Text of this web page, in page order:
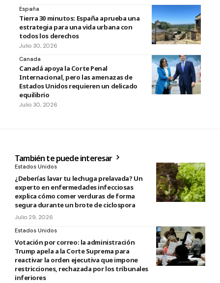
España
Tierra 30 minutos: España aprueba una
estrategia para una vida urbana con
todos los derechos
Julio 30, 2026
Canada
Canadá apoya la Corte Penal
Internacional, pero las amenazas de
Estados Unidos requieren un delicado
equilibrio
Julio 30, 2026
También te puede interesar
Estados Unidos
¿Deberías lavar tu lechuga prelavada? Un
experto en enfermedades infecciosas
explica cómo comer verduras de forma
segura durante un brote de ciclospora
Julio 29, 2026
Estados Unidos
Votación por correo: la administración
Trump apela a la Corte Suprema para
reactivar la orden ejecutiva que impone
restricciones, rechazada por los tribunales
inferiores